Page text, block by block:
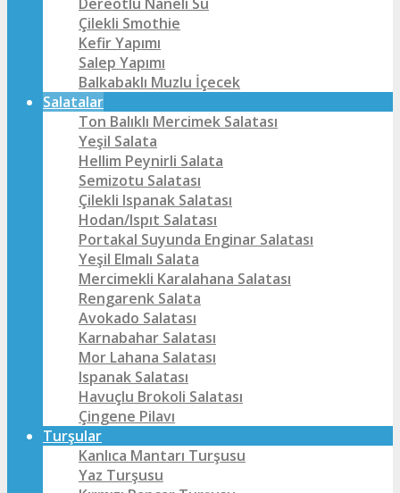
Çilekli Smothie
Kefir Yapımı
Salep Yapımı
Balkabaklı Muzlu İçecek
Salatalar
Ton Balıklı Mercimek Salatası
Yeşil Salata
Hellim Peynirli Salata
Semizotu Salatası
Çilekli Ispanak Salatası
Hodan/Ispıt Salatası
Portakal Suyunda Enginar Salatası
Yeşil Elmalı Salata
Mercimekli Karalahana Salatası
Rengarenk Salata
Avokado Salatası
Karnabahar Salatası
Mor Lahana Salatası
Ispanak Salatası
Havuçlu Brokoli Salatası
Çingene Pilavı
Turşular
Kanlıca Mantarı Turşusu
Yaz Turşusu